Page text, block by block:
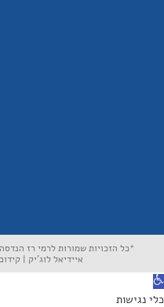
*כל הזכויות שמורות לרמי רז
איידיאל לוג'יק |
פתח סרגל נגישות
כלי נגישות